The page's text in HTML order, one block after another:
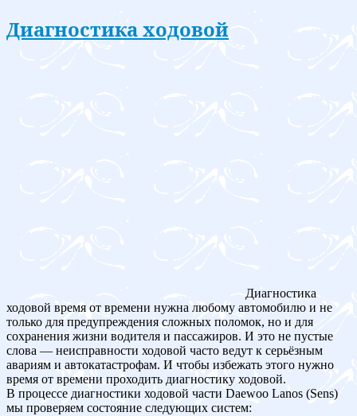
Диагностика ходовой
Диагностика
ходовой время от времени нужна любому автомобилю и не
только для предупреждения сложных поломок, но и для
сохранения жизни водителя и пассажиров. И это не пустые
слова — неисправности ходовой часто ведут к серьёзным
авариям и автокатастрофам. И чтобы избежать этого нужно
время от времени проходить диагностику ходовой.
В процессе диагностики ходовой части Daewoo Lanos (Sens)
мы проверяем состояние следующих систем: